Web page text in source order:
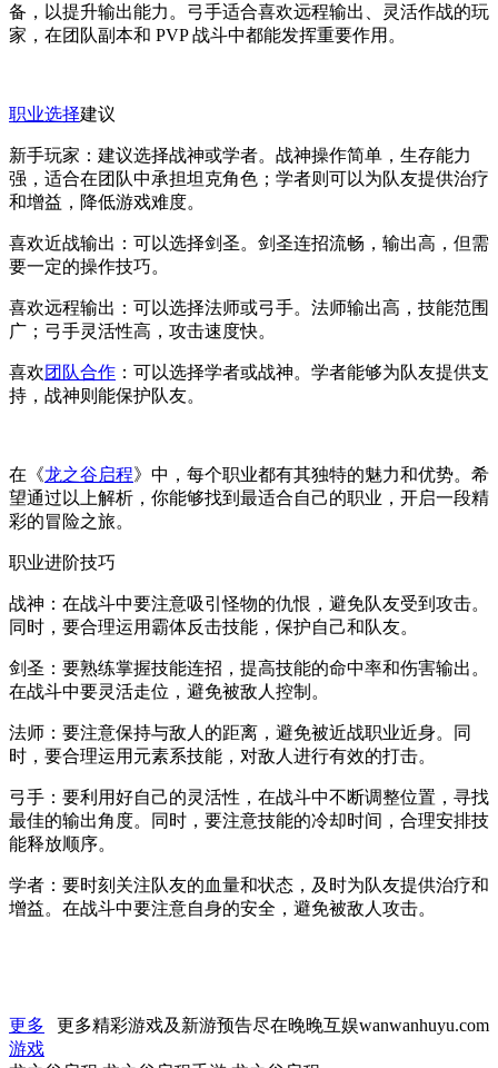
备，以提升输出能力。弓手适合喜欢远程输出、灵活作战的玩
家，在团队副本和 PVP 战斗中都能发挥重要作用。
职业选择建议
新手玩家：建议选择战神或学者。战神操作简单，生存能力
强，适合在团队中承担坦克角色；学者则可以为队友提供治疗
和增益，降低游戏难度。
喜欢近战输出：可以选择剑圣。剑圣连招流畅，输出高，但需
要一定的操作技巧。
喜欢远程输出：可以选择法师或弓手。法师输出高，技能范围
广；弓手灵活性高，攻击速度快。
喜欢团队合作 ：可以选择学者或战神。学者能够为队友提供支
持，战神则能保护队友。
在《龙之谷启程》中，每个职业都有其独特的魅力和优势。希
望通过以上解析，你能够找到最适合自己的职业，开启一段精
彩的冒险之旅。
职业进阶技巧
战神：在战斗中要注意吸引怪物的仇恨，避免队友受到攻击。
同时，要合理运用霸体反击技能，保护自己和队友。
剑圣：要熟练掌握技能连招，提高技能的命中率和伤害输出。
在战斗中要灵活走位，避免被敌人控制。
法师：要注意保持与敌人的距离，避免被近战职业近身。同
时，要合理运用元素系技能，对敌人进行有效的打击。
弓手：要利用好自己的灵活性，在战斗中不断调整位置，寻找
最佳的输出角度。同时，要注意技能的冷却时间，合理安排技
能释放顺序。
学者：要时刻关注队友的血量和状态，及时为队友提供治疗和
增益。在战斗中要注意自身的安全，避免被敌人攻击。
更多精彩游戏及新游预告尽在晚晚互娱wanwanhuyu.com
更多
游戏